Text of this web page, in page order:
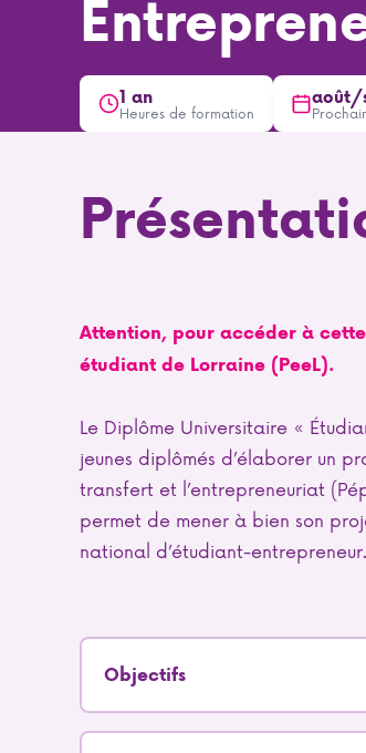
1 an
Heures de formation
août/
Attention, pour accéder à
étudiant de Lorraine (PeeL).
Le Diplôme Universitaire «
jeunes diplômés d’élaborer un
transfert et l’entrepreneuriat
permet de mener à bien son
national d’étudiant-entrepreneur.
Objectifs